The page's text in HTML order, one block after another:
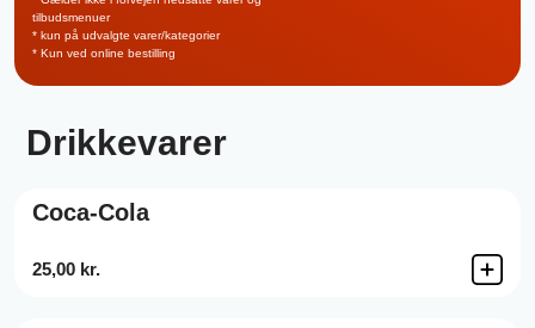
tilbudsmenuer
* kun på udvalgte varer/kategorier
* Kun ved online bestilling
Drikkevarer
Coca-Cola
25,00 kr.